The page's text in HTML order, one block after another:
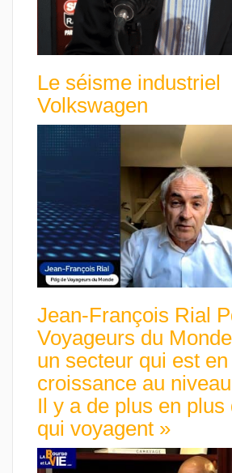
Le séisme industriel
Volkswagen
Jean-François Rial
Voyageurs du
un secteur qui est en
croissance au
Il y a de plus en plus
qui voyagent »